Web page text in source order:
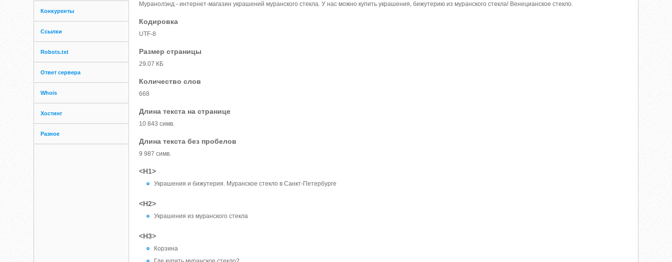
Конкуренты
Ссылки
Robots.txt
Ответ сервера
Whois
Хостинг
Разное
Муранолэнд - интернет-магазин украшений муранского стекла. У нас можно купить украшения, бижутерию из муранского стекла! Венецианское стекло.
Кодировка
UTF-8
Размер страницы
29.07 КБ
Количество слов
668
Длина текста на странице
10 843 симв.
Длина текста без пробелов
9 987 симв.
<H1>
Украшения и бижутерия. Муранское стекло в Санкт-Петербурге
<H2>
Украшения из муранского стекла
<H3>
Корзина